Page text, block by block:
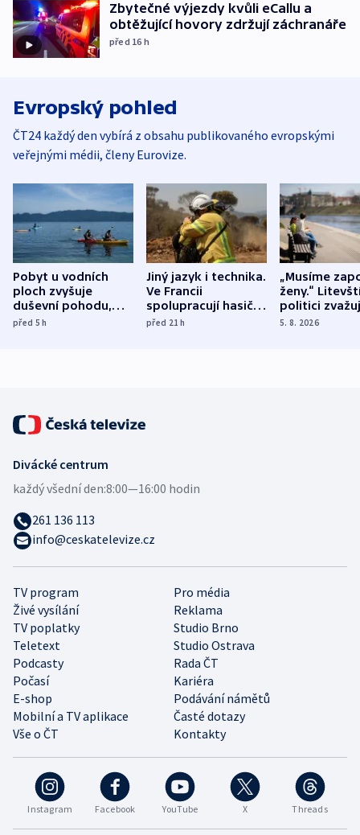
Zbytečné výjezdy kvůli eCallu a
obtěžující hovory zdržují záchranáře
před 16 h
Evropský pohled
ČT24 každý den vybírá z obsahu publikovaného evropskými
veřejnými médii, členy Eurovize.
Pobyt u vodních
ploch zvyšuje
duševní pohodu,
ukázala
před 5h
Jiný jazyk i technika.
Ve Francii
spolupracují hasiči z
různých zemí
před 21h
„Musíme
ženy.“
politici
dohodu o
5. 8. 2026
Instagram Facebook YouTube X Threads
TV program
Pro média
Živé vysílání
Reklama
TV poplatky
Studio Brno
Teletext
Studio Ostrava
Podcasty
Rada ČT
Počasí
Kariéra
E-shop
Podávání námětů
Mobilní a TV aplikace
Časté dotazy
Vše o ČT
Kontakty
Divácké centrum
každý všední den:8:00—16:00 hodin
261 136 113
info@ceskatelevize.cz